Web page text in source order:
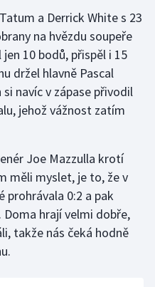
a Derrick White s 23
na hvězdu soupeře
10 bodů, přispěl i 15
držel hlavně Pascal
navíc v zápase přivodil
jehož vážnost zatím
Joe Mazzulla krotí
měli myslet, je to, že v
prohrávala 0:2 a pak
hrají velmi dobře,
takže nás čeká hodně